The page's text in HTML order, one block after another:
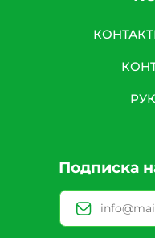
Подписка